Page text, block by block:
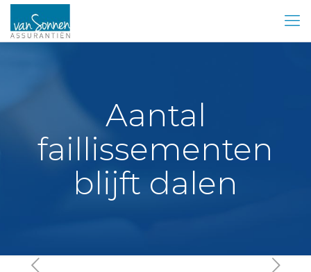
Aantal
faillissementen
blijft dalen